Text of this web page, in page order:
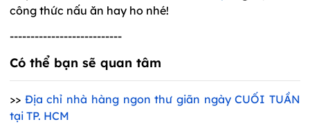
công thức nấu ăn hay ho nhé!
---------------------------
Có thể bạn sẽ quan tâm
>> Địa chỉ nhà hàng ngon thư giãn ngày CUỐI TUẦN
tại TP. HCM